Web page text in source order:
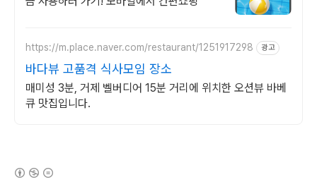
https://m.place.naver.com/restaurant/1251917298 광고
바다뷰 고품격 식사모임 장소
매미성 3분, 거제 벨버디어 15분 거리에 위치한 오션뷰 바베
큐 맛집입니다.